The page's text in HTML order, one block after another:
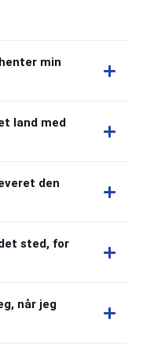
min
land med
den
sted, for
når jeg